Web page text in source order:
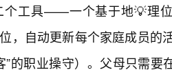
个工具——一个基于地💡理
，自动更新每个家庭成员的
”的职业操守）。父母只需要